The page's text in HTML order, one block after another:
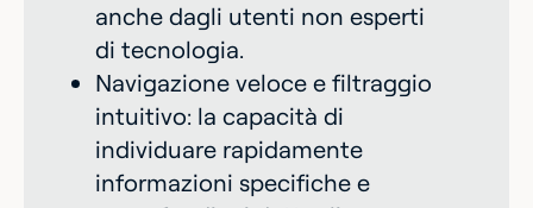
anche dagli utenti non esperti
di tecnologia.
Navigazione veloce e filtraggio
intuitivo: la capacità di
individuare rapidamente
informazioni specifiche e